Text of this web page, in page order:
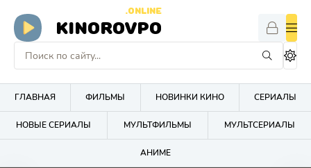
KINOROVPO
.ONLINE
ГЛАВНАЯ ФИЛЬМЫ НОВИНКИ КИНО СЕРИАЛЫ
НОВЫЕ СЕРИАЛЫ МУЛЬТФИЛЬМЫ МУЛЬТСЕРИАЛЫ
АНИМЕ